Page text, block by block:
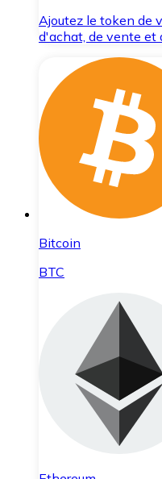
Ajoutez le token de
d'achat, de vente et
Bitcoin
BTC